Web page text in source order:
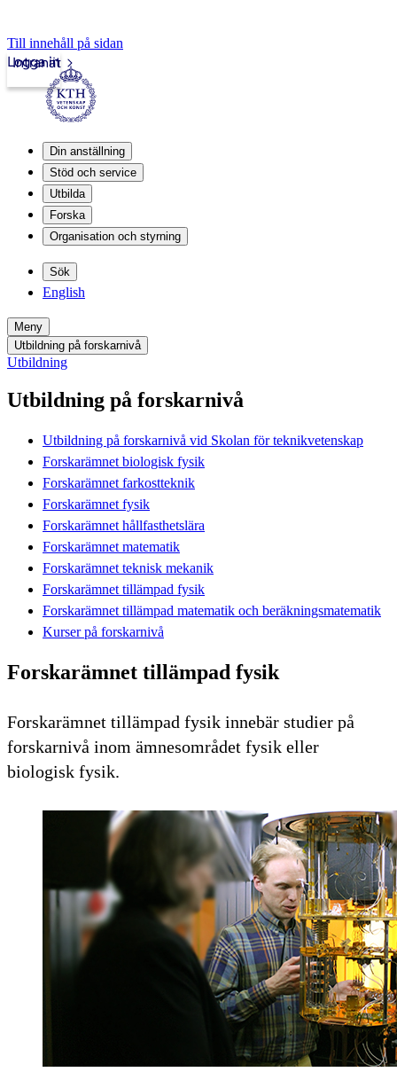
Till innehåll på sidan
Intranät
Logga in
Din anställning
Stöd och service
Utbilda
Forska
Organisation och styrning
Sök
English
Meny
Utbildning på forskarnivå
Utbildning
Utbildning på forskarnivå
Utbildning på forskarnivå vid Skolan för teknikvetenskap
Forskarämnet biologisk fysik
Forskarämnet farkostteknik
Forskarämnet fysik
Forskarämnet hållfasthetslära
Forskarämnet matematik
Forskarämnet teknisk mekanik
Forskarämnet tillämpad fysik
Forskarämnet tillämpad matematik och beräkningsmatematik
Kurser på forskarnivå
Forskarämnet tillämpad fysik
Forskarämnet tillämpad fysik innebär studier på
forskarnivå inom ämnesområdet fysik eller
biologisk fysik.